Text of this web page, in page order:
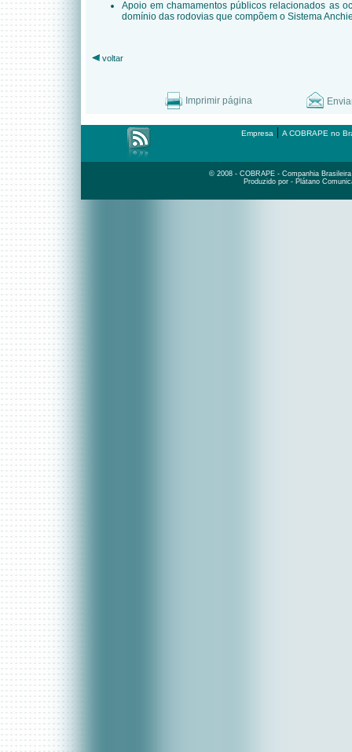
Apoio em chamamentos públicos relacionados as
domínio das rodovias que compõem o Sistema
voltar
Imprimir página
Empresa | A COBRAPE no
© 2008 - COBRAPE - Companhia
Produzido por - Plátano